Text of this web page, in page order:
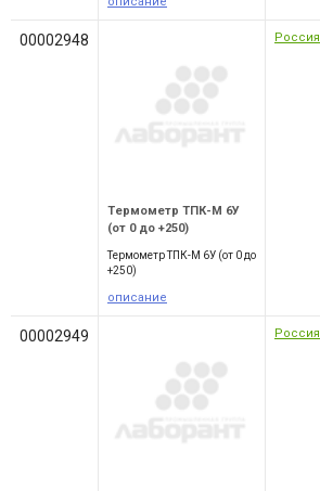
00002948
Термометр ТПК-М 6У
(от 0 до +250)
Термометр ТПК-М 6У (от 0 до
+250)
описание
Россия
00002949 Россия